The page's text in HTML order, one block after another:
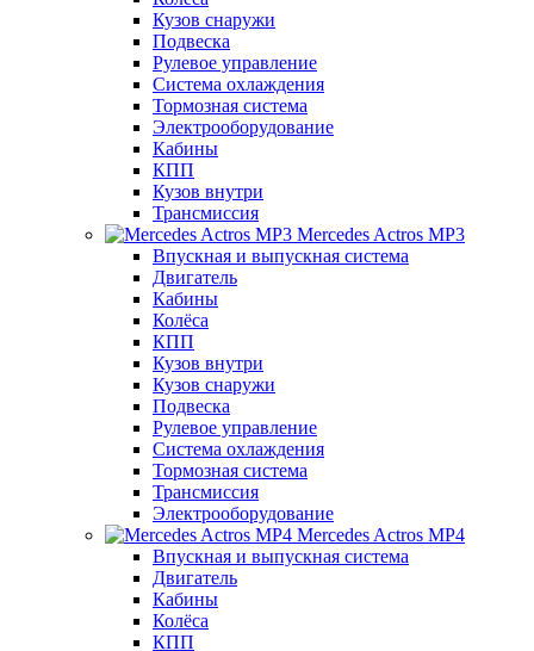
Кузов снаружи
Подвеска
Рулевое управление
Система охлаждения
Тормозная система
Электрооборудование
Кабины
КПП
Кузов внутри
Трансмиссия
Mercedes Actros MP3
Впускная и выпускная система
Двигатель
Кабины
Колёса
КПП
Кузов внутри
Кузов снаружи
Подвеска
Рулевое управление
Система охлаждения
Тормозная система
Трансмиссия
Электрооборудование
Mercedes Actros MP4
Впускная и выпускная система
Двигатель
Кабины
Колёса
КПП